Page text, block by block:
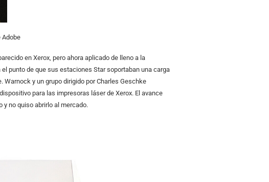
Adobe
en Xerox, pero ahora aplicado de lleno a la
punto de que sus estaciones Star soportaban una carga
y un grupo dirigido por Charles Geschke
para las impresoras láser de Xerox. El avance
y no quiso abrirlo al mercado.